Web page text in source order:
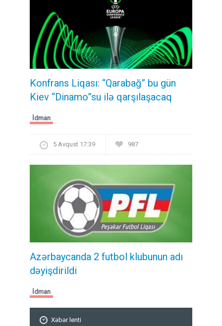
Konfrans Liqası: “Qarabağ” bu gün
Kiev “Dinamo”su ilə qarşılaşacaq
İdman
5 Avqust 17:39 987
Azərbaycanda 2 futbol klubunun adı
dəyişdirildi
İdman
Xəbər lenti